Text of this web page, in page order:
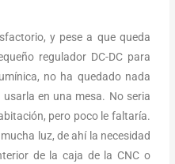
y pese a que queda
regulador DC-DC para
no ha quedado nada
en una mesa. No seria
pero poco le faltaría.
luz, de ahí la necesidad
de la caja de la CNC o